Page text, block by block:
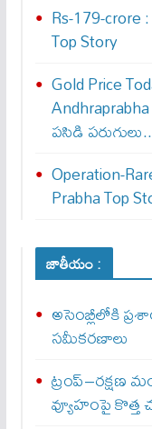
Rs-179-crore
Top Story
Gold Price
పసిడి
Operation-
Prabha Top
జాతీయం :
అసెంబ్లీలోకి
సమీకరణాలు
ట్రంప్–రక్షణ
వ్యూహంపై కొత్త